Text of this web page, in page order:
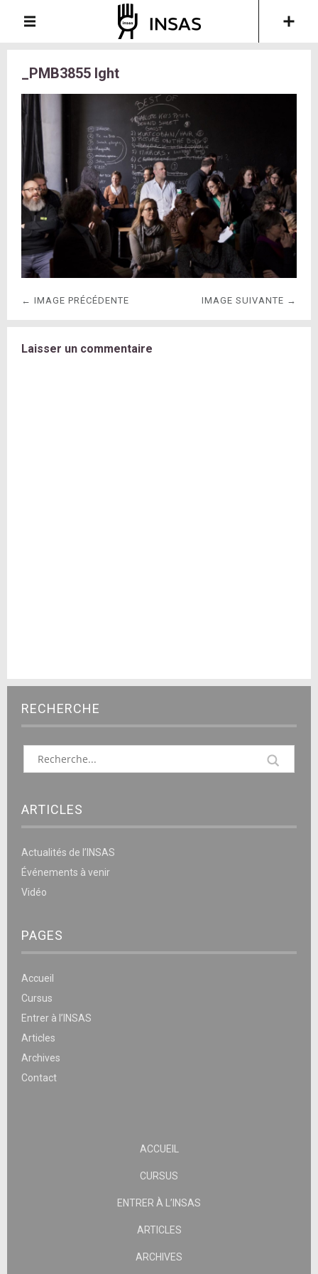
_PMB3855 lght
← IMAGE PRÉCÉDENTE IMAGE SUIVANTE →
Laisser un commentaire
RECHERCHE
ARTICLES
Actualités de l’INSAS
Événements à venir
Vidéo
PAGES
Accueil
Cursus
Entrer à l’INSAS
Articles
Archives
Contact
ACCUEIL
CURSUS
ENTRER À L’INSAS
ARTICLES
ARCHIVES